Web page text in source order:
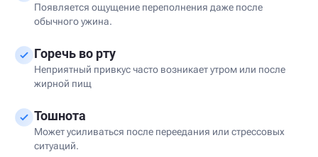
Появляется ощущение переполнения даже после
обычного ужина.
Горечь во рту
Неприятный привкус часто возникает утром или после
жирной пищ
Тошнота
Может усиливаться после переедания или стрессовых
ситуаций.